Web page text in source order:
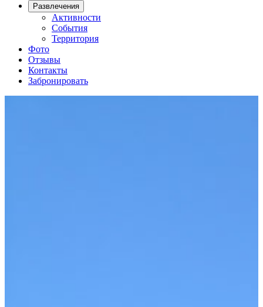
Развлечения
Активности
События
Территория
Фото
Отзывы
Контакты
Забронировать